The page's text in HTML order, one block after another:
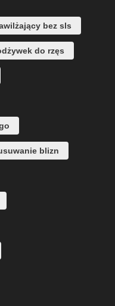
bez sls
do rzęs
blizn